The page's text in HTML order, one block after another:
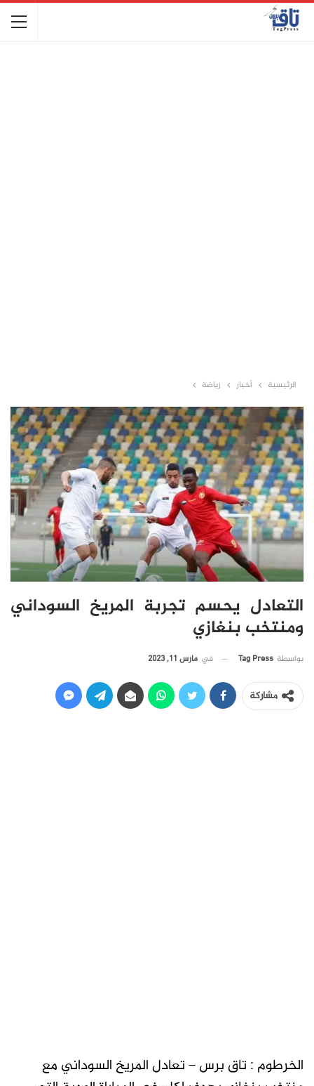
الرئيسية أخبار رياضة
التعادل يحسم تجربة المريخ السوداني
ومنتخب بنغازي
بواسطة Tag Press في مارس 11, 2023
مشاركة
الخرطوم : تاق برس – تعادل المريخ السوداني مع